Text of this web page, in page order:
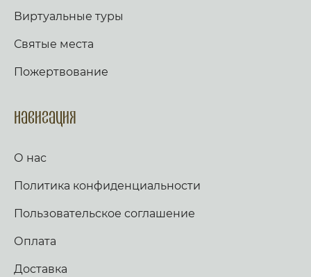
Виртуальные туры
Святые места
Пожертвование
Навигация
О нас
Политика конфиденциальности
Пользовательское соглашение
Оплата
Доставка